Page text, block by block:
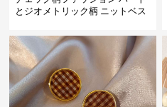
とジオメトリック柄 ニットベス